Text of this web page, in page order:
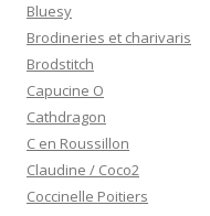
Bluesy
Brodineries et charivaris
Brodstitch
Capucine O
Cathdragon
C en Roussillon
Claudine / Coco2
Coccinelle Poitiers